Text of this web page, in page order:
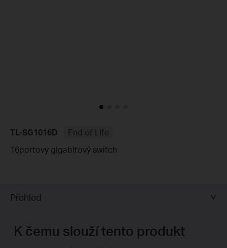
TL-SG1016D
End of Life
16portový gigabitový switch
Přehled
K čemu slouží tento produkt